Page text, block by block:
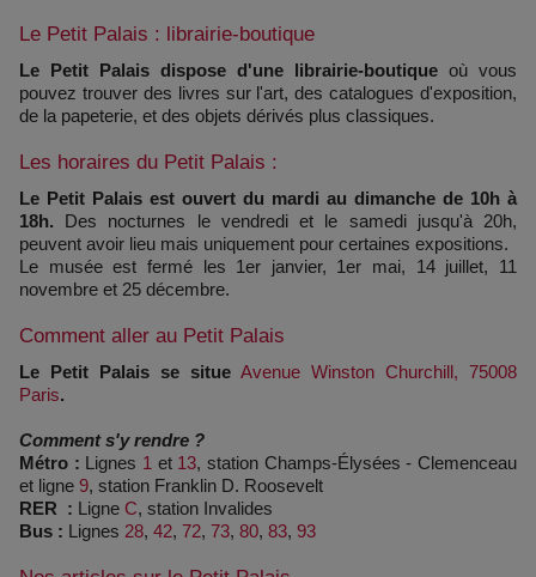
Le Petit Palais : librairie-boutique
Le Petit Palais dispose d'une librairie-boutique où vous
pouvez trouver des livres sur l'art, des catalogues d'exposition,
de la papeterie, et des objets dérivés plus classiques.
Les horaires du Petit Palais :
Le Petit Palais est ouvert du mardi au dimanche de 10h à
18h. Des nocturnes le vendredi et le samedi jusqu'à 20h,
peuvent avoir lieu mais uniquement pour certaines expositions.
Le musée est fermé les 1er janvier, 1er mai, 14 juillet, 11
novembre et 25 décembre.
Comment aller au Petit Palais
Le Petit Palais se situeAvenue Winston Churchill, 75008
Paris.
Comment s'y rendre ?
Métro : Lignes 1 et 13, station Champs-Élysées - Clemenceau
et ligne 9, station Franklin D. Roosevelt
RER : Ligne C, station Invalides
Bus : Lignes 28, 42, 72, 73, 80, 83, 93